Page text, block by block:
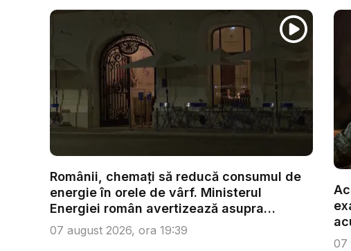
Românii, chemați să reducă consumul de
energie în orele de vârf. Ministerul
Energiei român avertizează asupra
efecte...
07 august 2026, ora 19:39
07